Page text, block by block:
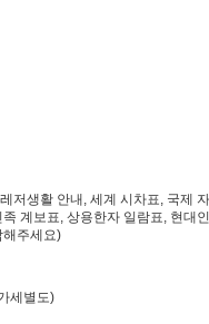
저생활 안내, 세계 시차표, 국제
계보표, 상용한자 일람표, 현대
해주세요)
세별도)